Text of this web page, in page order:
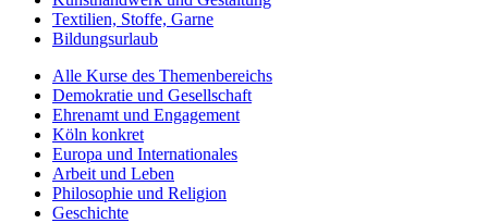
Textilien, Stoffe, Garne
Bildungsurlaub
Alle Kurse des Themenbereichs
Demokratie und Gesellschaft
Ehrenamt und Engagement
Köln konkret
Europa und Internationales
Arbeit und Leben
Philosophie und Religion
Geschichte